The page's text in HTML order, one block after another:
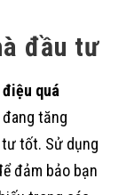
đầu tư
quá
tăng
tốt. Sử dụng
đảm bảo bạn